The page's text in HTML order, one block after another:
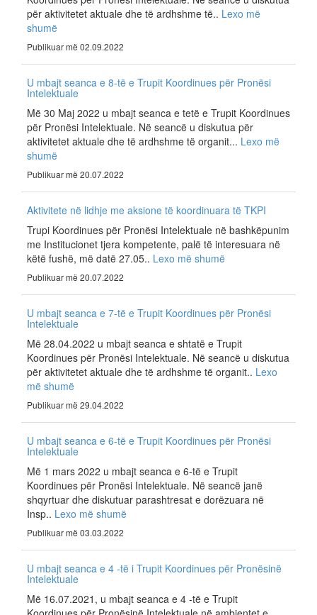
për aktivitetet aktuale dhe të ardhshme të.. Lexo më
shumë
Publikuar më 02.09.2022
U mbajt seanca e 8-të e Trupit Koordinues për Pronësi
Intelektuale
Më 30 Maj 2022 u mbajt seanca e tetë e Trupit Koordinues
për Pronësi Intelektuale. Në seancë u diskutua për
aktivitetet aktuale dhe të ardhshme të organit... Lexo më
shumë
Publikuar më 20.07.2022
Aktivitete në lidhje me aksione të koordinuara të TKPI
Trupi Koordinues për Pronësi Intelektuale në bashkëpunim
me Institucionet tjera kompetente, palë të interesuara në
këtë fushë, më datë 27.05.. Lexo më shumë
Publikuar më 20.07.2022
U mbajt seanca e 7-të e Trupit Koordinues për Pronësi
Intelektuale
Më 28.04.2022 u mbajt seanca e shtatë e Trupit
Koordinues për Pronësi Intelektuale. Në seancë u diskutua
për aktivitetet aktuale dhe të ardhshme të organit.. Lexo
më shumë
Publikuar më 29.04.2022
U mbajt seanca e 6-të e Trupit Koordinues për Pronësi
Intelektuale
Më 1 mars 2022 u mbajt seanca e 6-të e Trupit
Koordinues për Pronësi Intelektuale. Në seancë janë
shqyrtuar dhe diskutuar parashtresat e dorëzuara në
Insp.. Lexo më shumë
Publikuar më 03.03.2022
U mbajt seanca e 4 -të i Trupit Koordinues për Pronësinë
Intelektuale
Më 16.07.2021, u mbajt seanca e 4 -të e Trupit